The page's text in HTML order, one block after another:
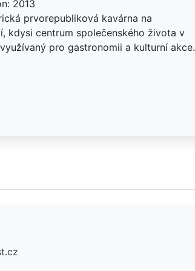
2013
prvorepubliková kavárna na
kdysi centrum společenského života v
pro gastronomii a kulturní akce.